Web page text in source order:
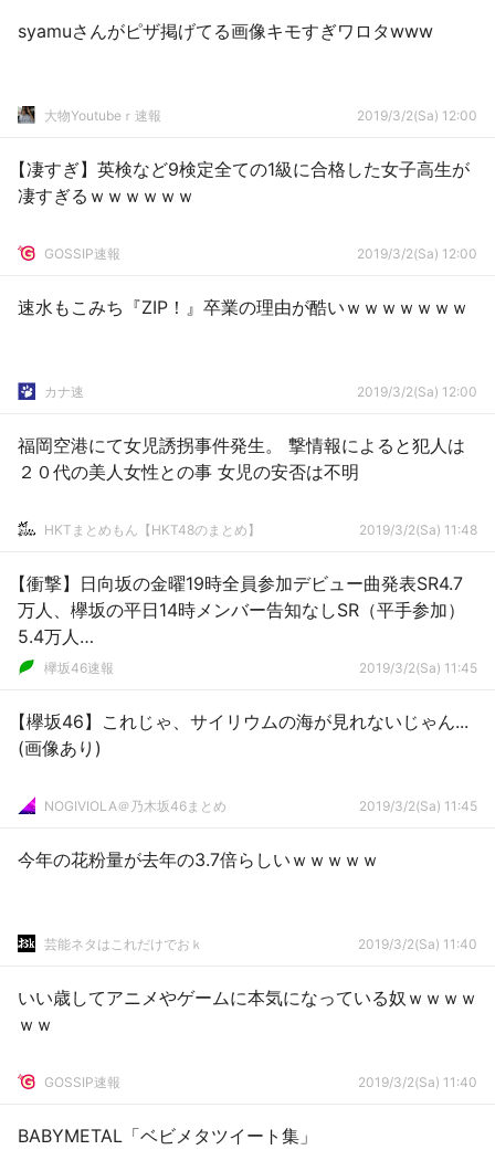
syamuさんがピザ掲げてる画像キモすぎワロタwww
大物Youtubeｒ速報 2019/3/2(Sa) 12:00
【凄すぎ】英検など9検定全ての1級に合格した女子高生が
凄すぎるｗｗｗｗｗｗ
GOSSIP速報 2019/3/2(Sa) 12:00
速水もこみち『ZIP！』卒業の理由が酷いｗｗｗｗｗｗｗ
カナ速 2019/3/2(Sa) 12:00
福岡空港にて女児誘拐事件発生。 撃情報によると犯人は
２０代の美人女性との事 女児の安否は不明
HKTまとめもん【HKT48のまとめ】 2019/3/2(Sa) 11:48
【衝撃】日向坂の金曜19時全員参加デビュー曲発表SR4.7
万人、欅坂の平日14時メンバー告知なしSR（平手参加）
5.4万人…
欅坂46速報 2019/3/2(Sa) 11:45
【欅坂46】これじゃ、サイリウムの海が見れないじゃん...
(画像あり)
NOGIVIOLA＠乃木坂46まとめ 2019/3/2(Sa) 11:45
今年の花粉量が去年の3.7倍らしいｗｗｗｗｗ
芸能ネタはこれだけでおｋ 2019/3/2(Sa) 11:40
いい歳してアニメやゲームに本気になっている奴ｗｗｗｗ
ｗｗ
GOSSIP速報 2019/3/2(Sa) 11:40
BABYMETAL「ベビメタツイート集」